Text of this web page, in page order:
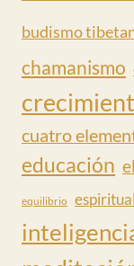
budismo
chamanismo
cuatro
educación
equilibrio